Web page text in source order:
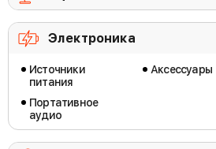
Электроника
Источники
питания
Портативное
аудио
Аксессуары